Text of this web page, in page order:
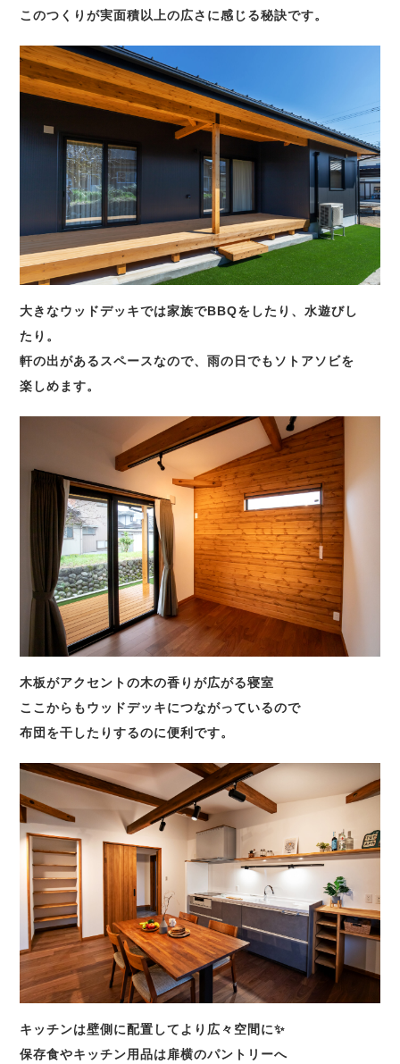
このつくりが実面積以上の広さに感じる秘訣です。
大きなウッドデッキでは家族でBBQをしたり、水遊びし
たり。
軒の出があるスペースなので、雨の日でもソトアソビを
楽しめます。
木板がアクセントの木の香りが広がる寝室
ここからもウッドデッキにつながっているので
布団を干したりするのに便利です。
キッチンは壁側に配置してより広々空間に✨
保存食やキッチン用品は扉横のパントリーへ